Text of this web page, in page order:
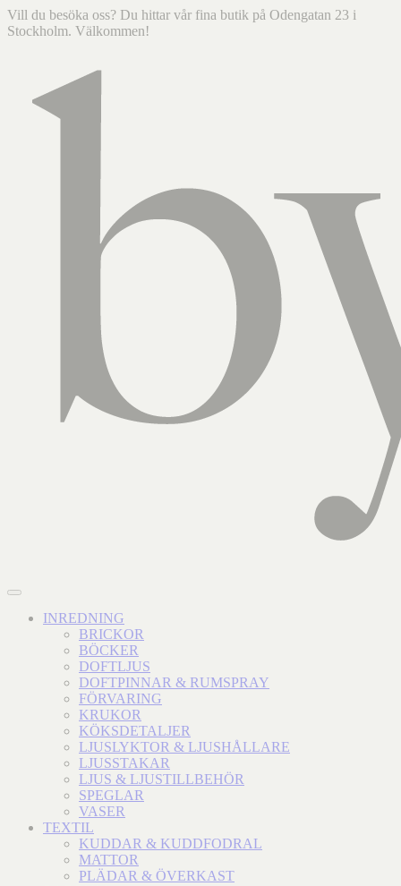
Vill du besöka oss? Du hittar vår fina butik på Odengatan 23 i
Stockholm. Välkommen!
INREDNING
BRICKOR
BÖCKER
DOFTLJUS
DOFTPINNAR & RUMSPRAY
FÖRVARING
KRUKOR
KÖKSDETALJER
LJUSLYKTOR & LJUSHÅLLARE
LJUSSTAKAR
LJUS & LJUSTILLBEHÖR
SPEGLAR
VASER
TEXTIL
KUDDAR & KUDDFODRAL
MATTOR
PLÄDAR & ÖVERKAST